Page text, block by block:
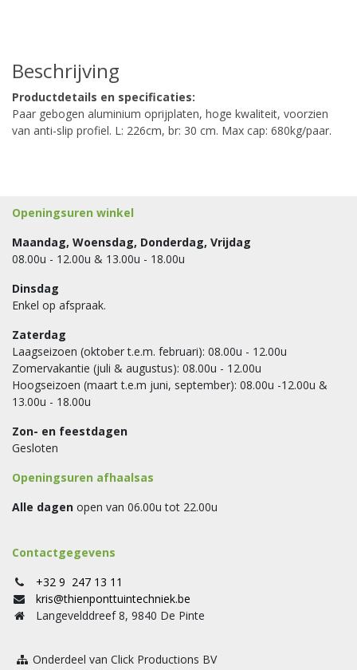
Beschrijving
Productdetails en specificaties:
Paar gebogen aluminium oprijplaten, hoge kwaliteit, voorzien
van anti-slip profiel. L: 226cm, br: 30 cm. Max cap: 680kg/paar.
Openingsuren winkel
Maandag, Woensdag, Donderdag, Vrijdag
08.00u - 12.00u & 13.00u - 18.00u
Dinsdag
Enkel op afspraak.
Zaterdag
Laagseizoen (oktober t.e.m. februari): 08.00u - 12.00u
Zomervakantie (juli & augustus): 08.00u - 12.00u
Hoogseizoen (maart t.e.m juni, september): 08.00u -12.00u &
13.00u - 18.00u
Zon- en feestdagen
Gesloten
Openingsuren afhaalsas
Alle dagen open van 06.00u tot 22.00u
Contactgegevens
+32 9 247 13 11
kris@thienponttuintechniek.be
Langevelddreef 8, 9840 De Pinte
Onderdeel van Click Productions BV